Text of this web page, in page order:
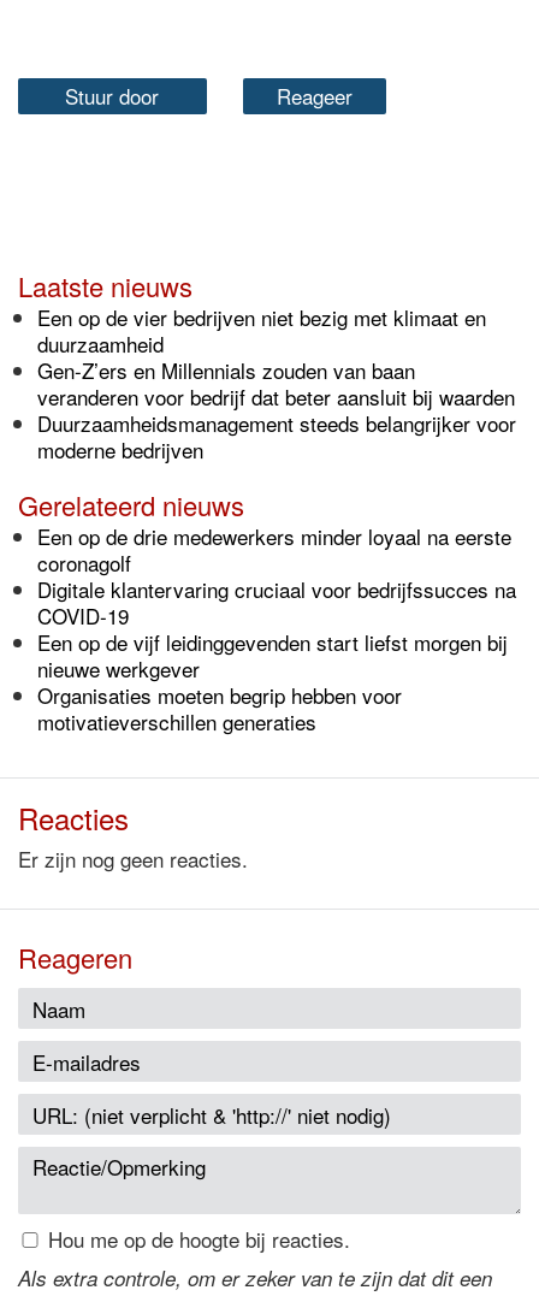
Stuur door Reageer
Laatste nieuws
Een op de vier bedrijven niet bezig met klimaat en
duurzaamheid
Gen-Z’ers en Millennials zouden van baan
veranderen voor bedrijf dat beter aansluit bij waarden
Duurzaamheidsmanagement steeds belangrijker voor
moderne bedrijven
Gerelateerd nieuws
Een op de drie medewerkers minder loyaal na eerste
coronagolf
Digitale klantervaring cruciaal voor bedrijfssucces na
COVID-19
Een op de vijf leidinggevenden start liefst morgen bij
nieuwe werkgever
Organisaties moeten begrip hebben voor
motivatieverschillen generaties
Reacties
Er zijn nog geen reacties.
Reageren
Hou me op de hoogte bij reacties.
Als extra controle, om er zeker van te zijn dat dit een